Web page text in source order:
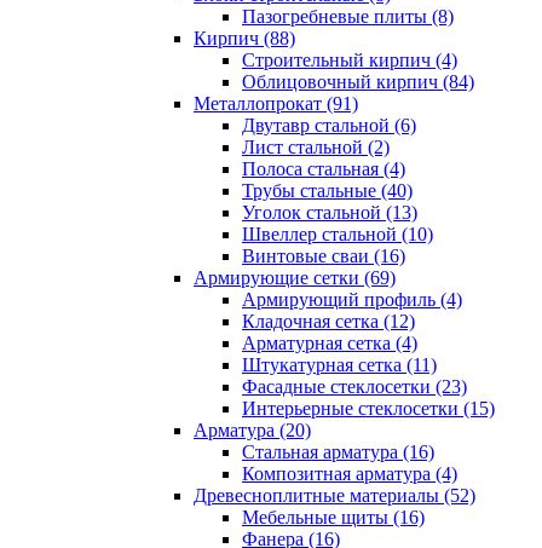
Пазогребневые плиты (8)
Кирпич (88)
Строительный кирпич (4)
Облицовочный кирпич (84)
Металлопрокат (91)
Двутавр стальной (6)
Лист стальной (2)
Полоса стальная (4)
Трубы стальные (40)
Уголок стальной (13)
Швеллер стальной (10)
Винтовые сваи (16)
Армирующие сетки (69)
Армирующий профиль (4)
Кладочная сетка (12)
Арматурная сетка (4)
Штукатурная сетка (11)
Фасадные стеклосетки (23)
Интерьерные стеклосетки (15)
Арматура (20)
Стальная арматура (16)
Композитная арматура (4)
Древесноплитные материалы (52)
Мебельные щиты (16)
Фанера (16)